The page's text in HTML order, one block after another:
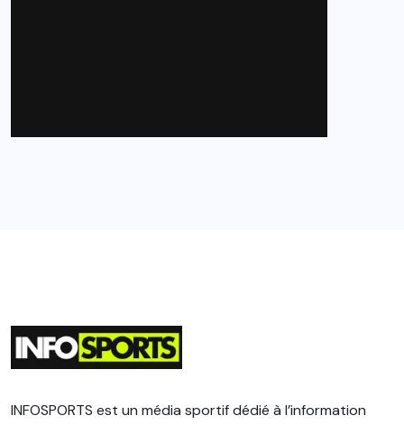
INFOSPORTS est un média sportif dédié à l’information